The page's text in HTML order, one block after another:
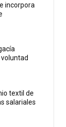
incorpora
textil de
salariales